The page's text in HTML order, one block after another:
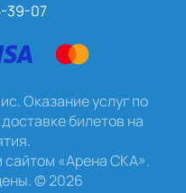
39-07
Оказание услуг по
билетов на
«Арена СКА».
©2026